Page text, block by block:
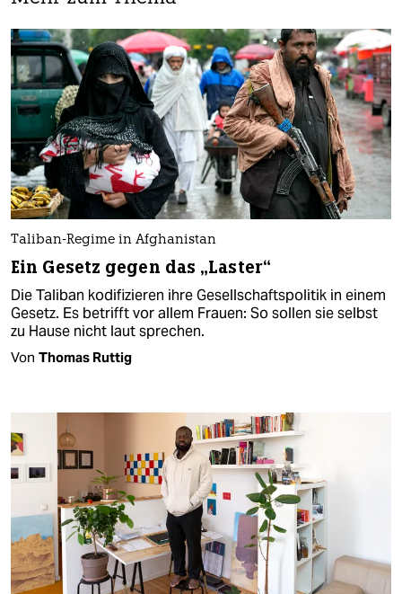
Taliban-Regime in Afghanistan
Ein Gesetz gegen das „Laster“
Die Taliban kodifizieren ihre Gesellschaftspolitik in einem
Gesetz. Es betrifft vor allem Frauen: So sollen sie selbst
zu Hause nicht laut sprechen.
Von Thomas Ruttig